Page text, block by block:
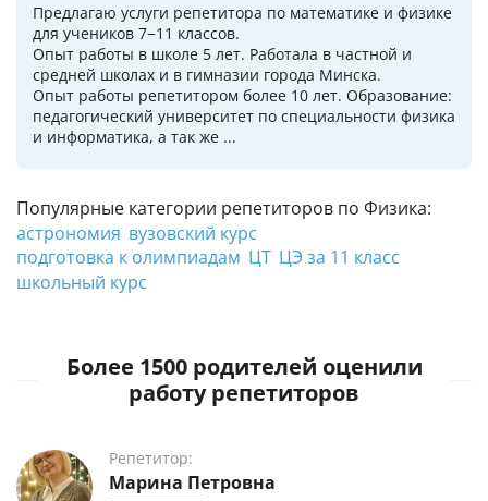
Популярные категории репетиторов по Физика:
астрономия вузовский курс
подготовка к олимпиадам ЦТ ЦЭ за 11 класс
школьный курс
Предлагаю услуги репетитора по математике и физике
для учеников 7−11 классов.
Опыт работы в школе 5 лет. Работала в частной и
средней школах и в гимназии города Минска.
Опыт работы репетитором более 10 лет. Образование:
педагогический университет по специальности физика
и информатика, а так же ...
Более 1500 родителей оценили
работу репетиторов
Репетитор:
Марина Петровна